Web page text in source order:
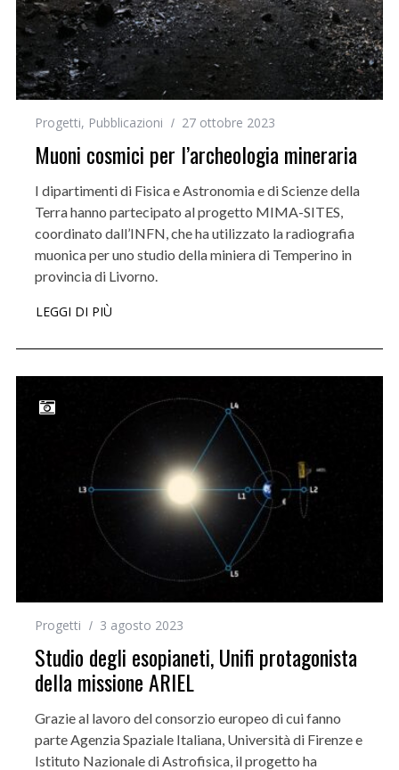
Progetti, Pubblicazioni 27 ottobre 2023
Muoni cosmici per l’archeologia mineraria
I dipartimenti di Fisica e Astronomia e di Scienze della
Terra hanno partecipato al progetto MIMA-SITES,
coordinato dall’INFN, che ha utilizzato la radiografia
muonica per uno studio della miniera di Temperino in
provincia di Livorno.
LEGGI DI PIÙ
Progetti 3 agosto 2023
Studio degli esopianeti, Unifi protagonista
della missione ARIEL
Grazie al lavoro del consorzio europeo di cui fanno
parte Agenzia Spaziale Italiana, Università di Firenze e
Istituto Nazionale di Astrofisica, il progetto ha